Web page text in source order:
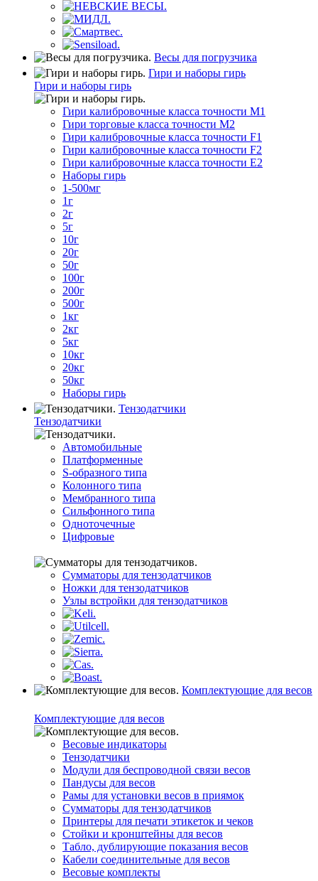
Весы для погрузчика
Гири и наборы гирь
Гири и наборы гирь
Гири калибровочные класса точности M1
Гири торговые класса точности M2
Гири калибровочные класса точности F1
Гири калибровочные класса точности F2
Гири калибровочные класса точности E2
Наборы гирь
1-500мг
1г
2г
5г
10г
20г
50г
100г
200г
500г
1кг
2кг
5кг
10кг
20кг
50кг
Наборы гирь
Тензодатчики
Тензодатчики
Автомобильные
Платформенные
S-образного типа
Колонного типа
Мембранного типа
Сильфонного типа
Одноточечные
Цифровые
Сумматоры для тензодатчиков
Ножки для тензодатчиков
Узлы встройки для тензодатчиков
Комплектующие для весов
Комплектующие для весов
Весовые индикаторы
Тензодатчики
Модули для беспроводной связи весов
Пандусы для весов
Рамы для установки весов в приямок
Сумматоры для тензодатчиков
Принтеры для печати этикеток и чеков
Стойки и кронштейны для весов
Табло, дублирующие показания весов
Кабели соединительные для весов
Весовые комплекты